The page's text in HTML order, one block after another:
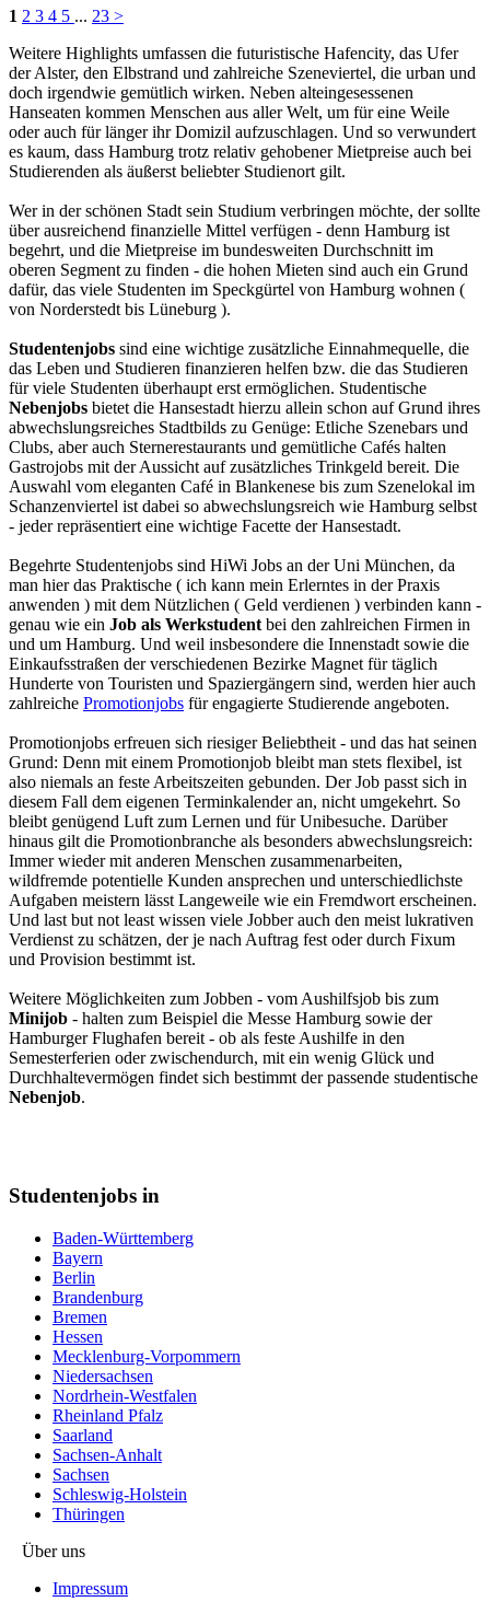
1 2 3 4 5 ... 23 >
Weitere Highlights umfassen die futuristische Hafencity, das Ufer
der Alster, den Elbstrand und zahlreiche Szeneviertel, die urban und
doch irgendwie gemütlich wirken. Neben alteingesessenen
Hanseaten kommen Menschen aus aller Welt, um für eine Weile
oder auch für länger ihr Domizil aufzuschlagen. Und so verwundert
es kaum, dass Hamburg trotz relativ gehobener Mietpreise auch bei
Studierenden als äußerst beliebter Studienort gilt.
Wer in der schönen Stadt sein Studium verbringen möchte, der sollte
über ausreichend finanzielle Mittel verfügen - denn Hamburg ist
begehrt, und die Mietpreise im bundesweiten Durchschnitt im
oberen Segment zu finden - die hohen Mieten sind auch ein Grund
dafür, das viele Studenten im Speckgürtel von Hamburg wohnen (
von Norderstedt bis Lüneburg ).
Studentenjobs sind eine wichtige zusätzliche Einnahmequelle, die
das Leben und Studieren finanzieren helfen bzw. die das Studieren
für viele Studenten überhaupt erst ermöglichen. Studentische
Nebenjobs bietet die Hansestadt hierzu allein schon auf Grund ihres
abwechslungsreiches Stadtbilds zu Genüge: Etliche Szenebars und
Clubs, aber auch Sternerestaurants und gemütliche Cafés halten
Gastrojobs mit der Aussicht auf zusätzliches Trinkgeld bereit. Die
Auswahl vom eleganten Café in Blankenese bis zum Szenelokal im
Schanzenviertel ist dabei so abwechslungsreich wie Hamburg selbst
- jeder repräsentiert eine wichtige Facette der Hansestadt.
Begehrte Studentenjobs sind HiWi Jobs an der Uni München, da
man hier das Praktische ( ich kann mein Erlerntes in der Praxis
anwenden ) mit dem Nützlichen ( Geld verdienen ) verbinden kann -
genau wie ein Job als Werkstudent bei den zahlreichen Firmen in
und um Hamburg. Und weil insbesondere die Innenstadt sowie die
Einkaufsstraßen der verschiedenen Bezirke Magnet für täglich
Hunderte von Touristen und Spaziergängern sind, werden hier auch
zahlreiche Promotionjobs für engagierte Studierende angeboten.
Promotionjobs erfreuen sich riesiger Beliebtheit - und das hat seinen
Grund: Denn mit einem Promotionjob bleibt man stets flexibel, ist
also niemals an feste Arbeitszeiten gebunden. Der Job passt sich in
diesem Fall dem eigenen Terminkalender an, nicht umgekehrt. So
bleibt genügend Luft zum Lernen und für Unibesuche. Darüber
hinaus gilt die Promotionbranche als besonders abwechslungsreich:
Immer wieder mit anderen Menschen zusammenarbeiten,
wildfremde potentielle Kunden ansprechen und unterschiedlichste
Aufgaben meistern lässt Langeweile wie ein Fremdwort erscheinen.
Und last but not least wissen viele Jobber auch den meist lukrativen
Verdienst zu schätzen, der je nach Auftrag fest oder durch Fixum
und Provision bestimmt ist.
Weitere Möglichkeiten zum Jobben - vom Aushilfsjob bis zum
Minijob - halten zum Beispiel die Messe Hamburg sowie der
Hamburger Flughafen bereit - ob als feste Aushilfe in den
Semesterferien oder zwischendurch, mit ein wenig Glück und
Durchhaltevermögen findet sich bestimmt der passende studentische
Nebenjob.
Studentenjobs in
Baden-Württemberg
Bayern
Berlin
Brandenburg
Bremen
Hessen
Mecklenburg-Vorpommern
Niedersachsen
Nordrhein-Westfalen
Rheinland Pfalz
Saarland
Sachsen-Anhalt
Sachsen
Schleswig-Holstein
Thüringen
Über uns
Impressum